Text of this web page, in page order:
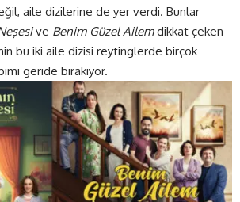
aile dizilerine de yer verdi. Bunlar
ve Benim Güzel Ailemdikkat çeken
bu iki aile dizisi reytinglerde birçok
geride bırakıyor.